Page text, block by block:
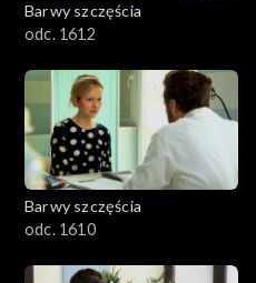
Barwy szczęścia
odc. 1612
Barwy szczęścia
odc. 1610